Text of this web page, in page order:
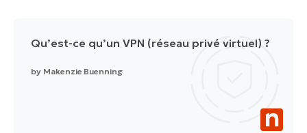
Qu’est-ce qu’un VPN (réseau privé virtuel) ?
by Makenzie Buenning